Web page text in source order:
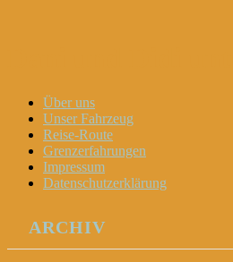
Menu
Widgets
Search
Skip
content
Über uns
Unser Fahrzeug
Reise-Route
Grenzerfahrungen
Impressum
Datenschutzerklärung
ARCHIV